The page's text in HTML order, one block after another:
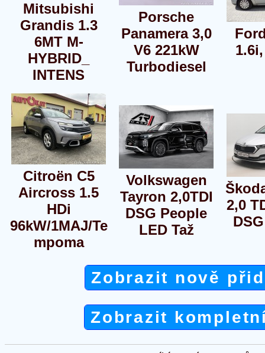
Mitsubishi
Grandis 1.3
6MT M-
HYBRID_
INTENS
Porsche
Panamera 3,0
V6 221kW
Turbodiesel
Citroën C5
Aircross 1.5
HDi
96kW/1MAJ/Te
mpoma
Volkswagen
Tayron 2,0TDI
DSG People
LED Taž
2,0
Zobrazit nově
Zobrazit